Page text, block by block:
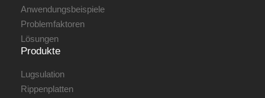
Anwendungsbeispiele
Problemfaktoren
Lösungen
Produkte
Lugsulation
Rippenplatten